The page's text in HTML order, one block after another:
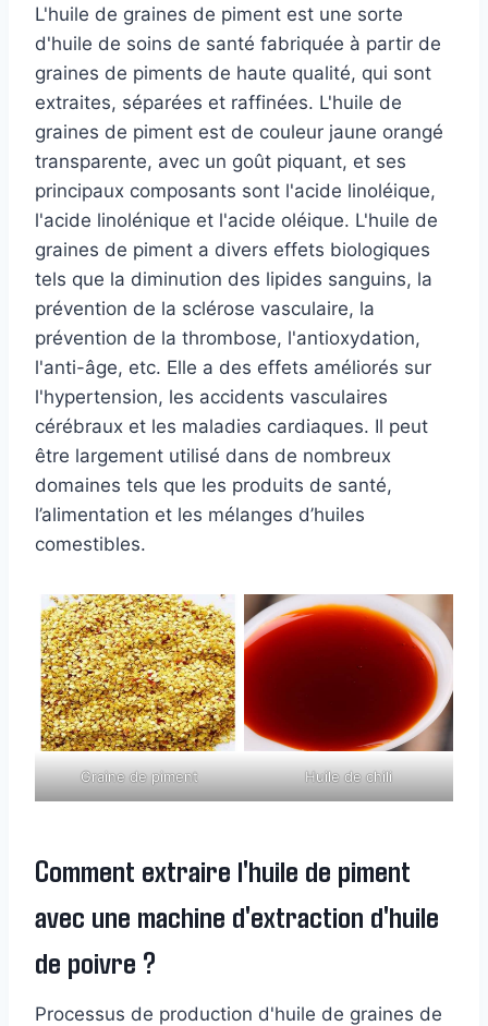
L'huile de graines de piment est une sorte
d'huile de soins de santé fabriquée à partir de
graines de piments de haute qualité, qui sont
extraites, séparées et raffinées. L'huile de
graines de piment est de couleur jaune orangé
transparente, avec un goût piquant, et ses
principaux composants sont l'acide linoléique,
l'acide linolénique et l'acide oléique. L'huile de
graines de piment a divers effets biologiques
tels que la diminution des lipides sanguins, la
prévention de la sclérose vasculaire, la
prévention de la thrombose, l'antioxydation,
l'anti-âge, etc. Elle a des effets améliorés sur
l'hypertension, les accidents vasculaires
cérébraux et les maladies cardiaques. Il peut
être largement utilisé dans de nombreux
domaines tels que les produits de santé,
l’alimentation et les mélanges d’huiles
comestibles.
Graine de piment Huile de chili
Comment extraire l'huile de piment
avec une machine d'extraction d'huile
de poivre ?
Processus de production d'huile de graines de